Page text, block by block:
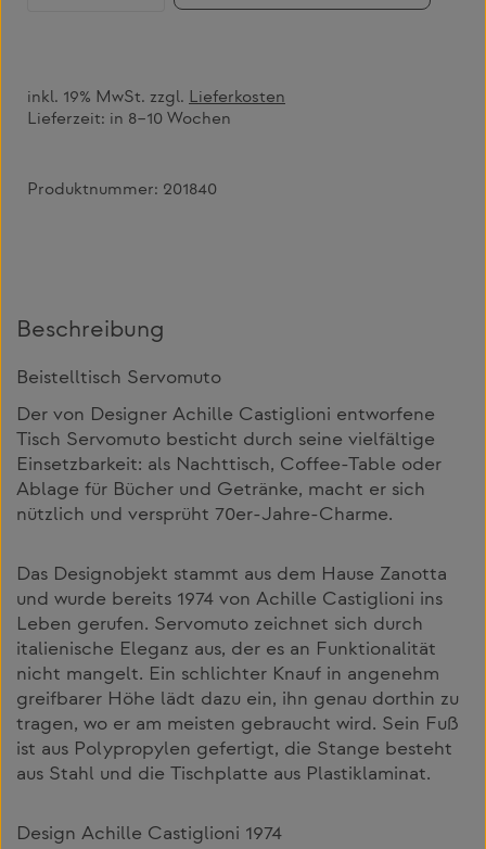
inkl. 19% MwSt. zzgl. Lieferkosten
Lieferzeit: in 8–10 Wochen
Produktnummer: 201840
Beschreibung
Beistelltisch Servomuto
Der von Designer Achille Castiglioni entworfene
Tisch Servomuto besticht durch seine vielfältige
Einsetzbarkeit: als Nachttisch, Coffee-Table oder
Ablage für Bücher und Getränke, macht er sich
nützlich und versprüht 70er-Jahre-Charme.
Das Designobjekt stammt aus dem Hause Zanotta
und wurde bereits 1974 von Achille Castiglioni ins
Leben gerufen. Servomuto zeichnet sich durch
italienische Eleganz aus, der es an Funktionalität
nicht mangelt. Ein schlichter Knauf in angenehm
greifbarer Höhe lädt dazu ein, ihn genau dorthin zu
tragen, wo er am meisten gebraucht wird. Sein Fuß
ist aus Polypropylen gefertigt, die Stange besteht
aus Stahl und die Tischplatte aus Plastiklaminat.
Design Achille Castiglioni 1974